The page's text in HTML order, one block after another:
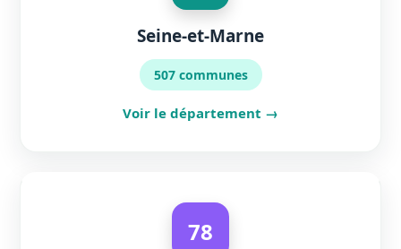
Seine-et-Marne
507 communes
Voir le département →
78